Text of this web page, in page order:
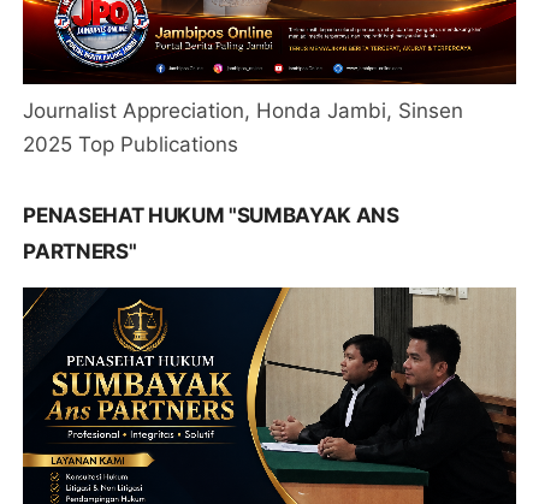
Journalist Appreciation, Honda Jambi, Sinsen
2025 Top Publications
PENASEHAT HUKUM "SUMBAYAK ANS
PARTNERS"